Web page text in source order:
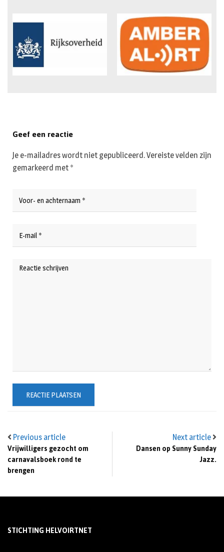
Previous article
Vrijwilligers gezocht om
carnavalsboek rond te
brengen
Next article
Dansen op Sunny Sunday
Jazz.
Geef een reactie
Je e-mailadres wordt niet gepubliceerd.Vereiste velden zijn
gemarkeerd met *
STICHTING HELVOIRTNET